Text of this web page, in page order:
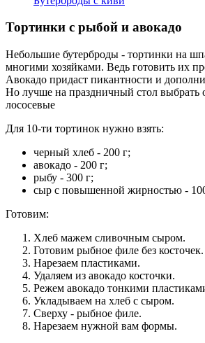
Тортинки с рыбой и авокадо
Небольшие бутерброды - тортинки на
многими хозяйками. Ведь готовить их
Авокадо придаст пикантности и
Но лучше на праздничный стол выбрать
лососевые
Для 10-ти тортинок нужно взять:
черный хлеб - 200 г;
авокадо - 200 г;
рыбу - 300 г;
сыр с повышенной жирностью -
Готовим:
Хлеб мажем сливочным сыром.
Готовим рыбное филе без косточек.
Нарезаем пластиками.
Удаляем из авокадо косточки.
Режем авокадо тонкими
Укладываем на хлеб с сыром.
Сверху - рыбное филе.
Нарезаем нужной вам формы.